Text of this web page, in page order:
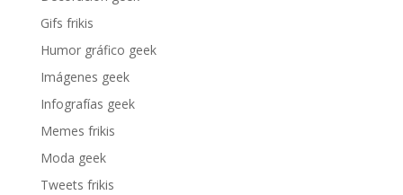
Gifs frikis
Humor gráfico geek
Imágenes geek
Infografías geek
Memes frikis
Moda geek
Tweets frikis